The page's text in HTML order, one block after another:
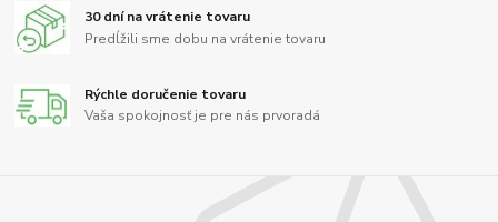
30 dní na vrátenie tovaru
Predĺžili sme dobu na vrátenie tovaru
Rýchle doručenie tovaru
Vaša spokojnosť je pre nás prvoradá